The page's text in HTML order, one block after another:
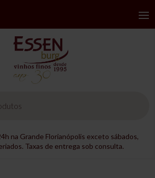
na Grande Florianópolis exceto sábados,
Taxas de entrega sob consulta.